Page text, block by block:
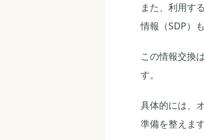
また、利用す
情報（SDP）
この情報交換
す。
具体的には、
準備を整えます